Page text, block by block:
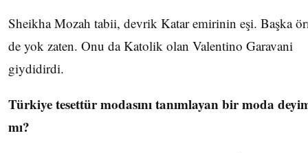
Sheikha Mozah tabii, devrik Katar emirinin eşi. Başka
de yok zaten. Onu da Katolik olan Valentino Garavani
giydidirdi.
Türkiye tesettür modasını tanımlayan bir moda
mı?